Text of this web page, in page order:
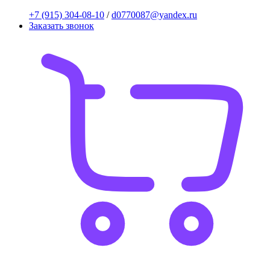
+7 (915) 304-08-10 /d0770087@yandex.ru
Заказать звонок